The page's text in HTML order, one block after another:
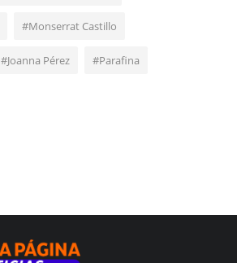
#Monserrat Castillo
#Joanna Pérez #Parafina